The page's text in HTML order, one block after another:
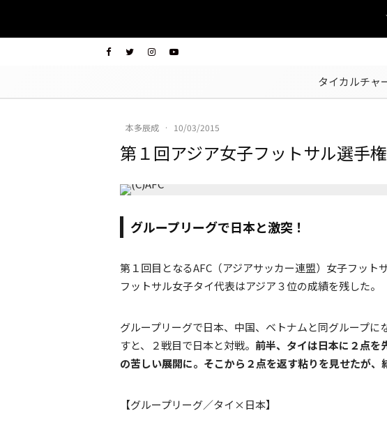
タイカルチャ
本多辰成 · 10/03/2015
第１回アジア女子フットサル選手
グループリーグで日本と激突！
第１回目となるAFC（アジアサッカー連盟）女子フット
フットサル女子タイ代表はアジア３位の成績を残した。
グループリーグで日本、中国、ベトナムと同グループ
すと、２戦目で日本と対戦。 前半、タイは日本に２点を
の苦しい展開に。そこから２点を返す粘りを見せたが、
【グループリーグ／タイ×日本】